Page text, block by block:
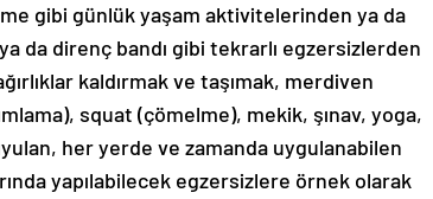
gibi günlük yaşam aktivitelerinden ya da
da direnç bandı gibi tekrarlı egzersizlerden
kaldırmak ve taşımak, merdiven
squat (çömelme), mekik, şınav, yoga,
her yerde ve zamanda uygulanabilen
yapılabilecek egzersizlere örnek olarak